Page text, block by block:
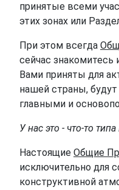
принятые всеми
этих зонах или
При этом всегда
сейчас
Вами приняты для
нашей страны,
главными и
У нас это - что-то
Настоящие Общие
исключительно для
конструктивной